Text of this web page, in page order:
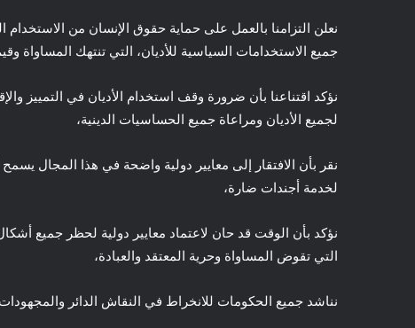
نعلن التزامنا بالعمل على حماية حقوق الإنسان من
جميع الاستخدامات السياسية للأديان، التي تنتهك المساواة
نؤكد اقتناعنا بأن ضرورة وقف استخدام الأديان في التمييز
لجميع الأديان ومراعاة جميع الحساسيات الدينية،
نقر بأن الافتقار إلى معايير دولية واضحة في هذا المجال يسمح
لخدمة أجندات ضارة،
نؤكد بأن الوقت قد حان لاعتماد معايير دولية لحظر جميع
التي تقوض المساواة وحرية المعتقد والعبادة،
نناشد جميع الحكومات للانخراط في النقاش الدائر